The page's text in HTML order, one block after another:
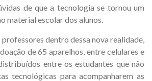
de que a tecnologia se tornou um
material escolar dos alunos.
professores dentro dessa nova realidade,
de 65 aparelhos, entre celulares e
entre os estudantes que não
tecnológicas para acompanharem as